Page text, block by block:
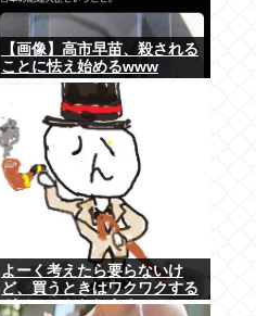
【画像】高市早苗、殺される
ことに怯え始めるwww
よーく考えたら要らないけ
ど、買うときはワクワクする
ガジェットおしえろ